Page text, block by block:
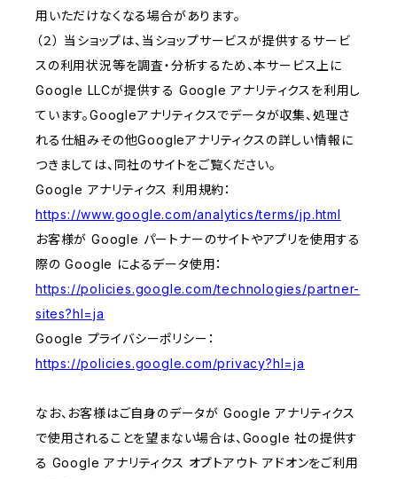
用いただけなくなる場合があります。
（２） 当ショップは、当ショップサービスが提供するサービ
スの利用状況等を調査・分析するため、本サービス上に
Google LLCが提供する Google アナリティクスを利用し
ています。Googleアナリティクスでデータが収集、処理さ
れる仕組みその他Googleアナリティクスの詳しい情報に
つきましては、同社のサイトをご覧ください。
Google アナリティクス 利用規約：
https://www.google.com/analytics/terms/jp.html
お客様が Google パートナーのサイトやアプリを使用する
際の Google によるデータ使用：
https://policies.google.com/technologies/partner-
sites?hl=ja
Google プライバシーポリシー：
https://policies.google.com/privacy?hl=ja
なお、お客様はご自身のデータが Google アナリティクス
で使用されることを望まない場合は、Google 社の提供す
る Google アナリティクス オプトアウト アドオンをご利用